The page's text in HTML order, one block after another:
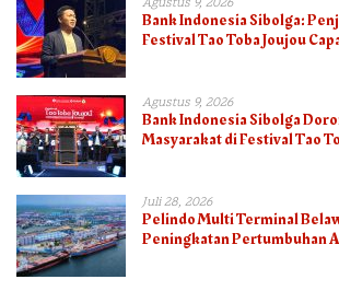
Bank Indonesia Sibolga:
Festival Tao Toba Joujou
Agustus 9, 2026
Bank Indonesia Sibolga
Masyarakat di Festival Tao
Juli 28, 2026
Pelindo Multi Terminal
Peningkatan Pertumbuhan